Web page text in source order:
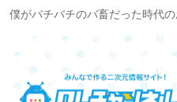
僕がバチバチのバ畜だった時代の